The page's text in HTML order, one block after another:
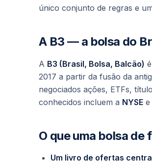
único conjunto de regras e
A B3 — a bolsa do
A B3 (Brasil, Bolsa, Balcão)
2017 a partir da fusão da
negociados ações, ETFs,
conhecidos incluem a NYSE e
O que uma bolsa de
Um livro de ofertas